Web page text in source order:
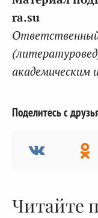
ra.su
академическим
Поделитесь с
Читайте